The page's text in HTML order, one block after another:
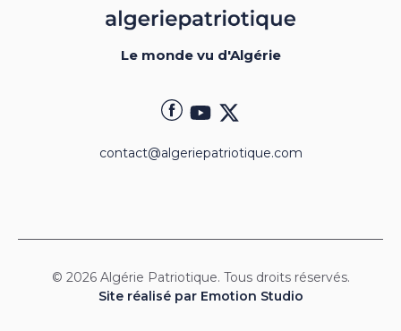
Le monde vu d'Algérie
contact@algeriepatriotique.com
© 2026 Algérie Patriotique. Tous droits réservés.
Site réalisé par Emotion Studio